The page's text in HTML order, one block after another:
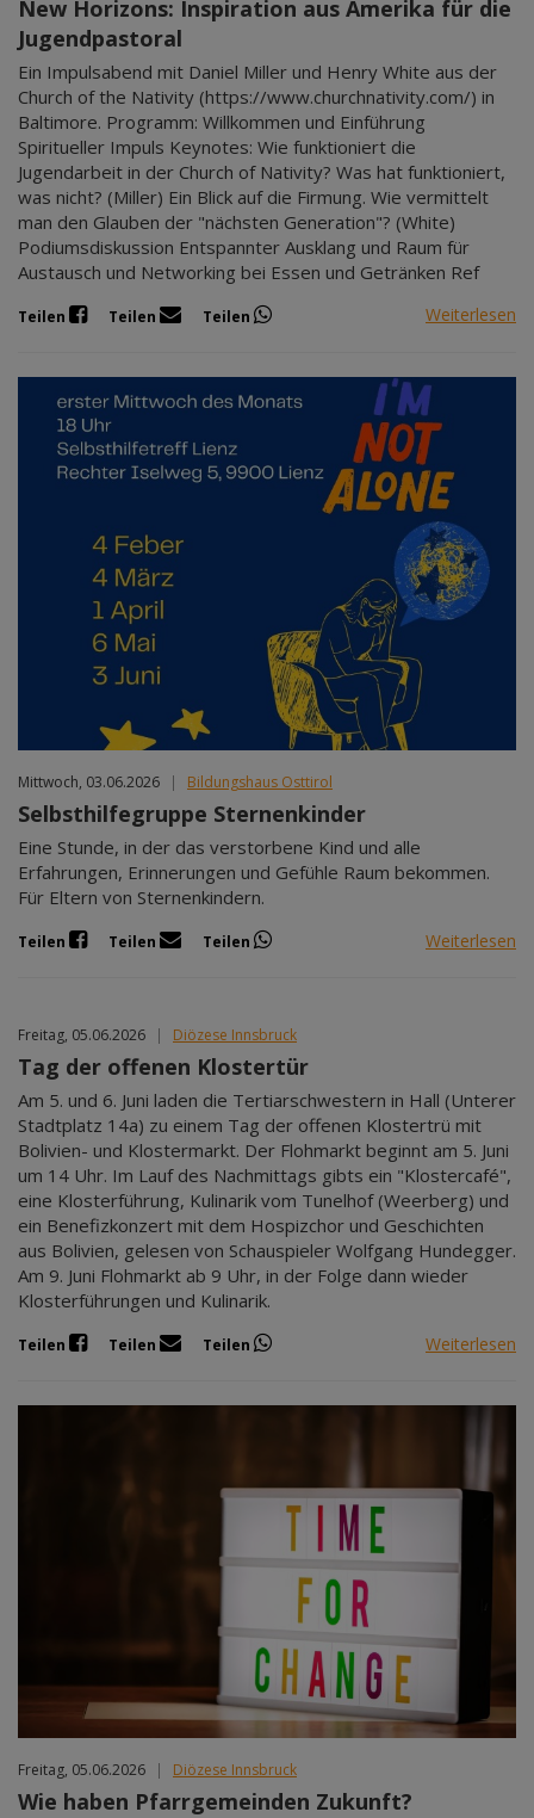
New Horizons: Inspiration aus Amerika für die
Jugendpastoral
Ein Impulsabend mit Daniel Miller und Henry White aus der
Church of the Nativity (https://www.churchnativity.com/) in
Baltimore. Programm: Willkommen und Einführung
Spiritueller Impuls Keynotes: Wie funktioniert die
Jugendarbeit in der Church of Nativity? Was hat funktioniert,
was nicht? (Miller) Ein Blick auf die Firmung. Wie vermittelt
man den Glauben der "nächsten Generation"? (White)
Podiumsdiskussion Entspannter Ausklang und Raum für
Austausch und Networking bei Essen und Getränken Ref
Teilen Teilen Teilen Weiterlesen
Mittwoch, 03.06.2026 | Bildungshaus Osttirol
Selbsthilfegruppe Sternenkinder
Eine Stunde, in der das verstorbene Kind und alle
Erfahrungen, Erinnerungen und Gefühle Raum bekommen.
Für Eltern von Sternenkindern.
Teilen Teilen Teilen Weiterlesen
Freitag, 05.06.2026 | Diözese Innsbruck
Tag der offenen Klostertür
Am 5. und 6. Juni laden die Tertiarschwestern in Hall (Unterer
Stadtplatz 14a) zu einem Tag der offenen Klostertrü mit
Bolivien- und Klostermarkt. Der Flohmarkt beginnt am 5. Juni
um 14 Uhr. Im Lauf des Nachmittags gibts ein "Klostercafé",
eine Klosterführung, Kulinarik vom Tunelhof (Weerberg) und
ein Benefizkonzert mit dem Hospizchor und Geschichten
aus Bolivien, gelesen von Schauspieler Wolfgang Hundegger.
Am 9. Juni Flohmarkt ab 9 Uhr, in der Folge dann wieder
Klosterführungen und Kulinarik.
Teilen Teilen Teilen Weiterlesen
Freitag, 05.06.2026 | Diözese Innsbruck
Wie haben Pfarrgemeinden Zukunft?